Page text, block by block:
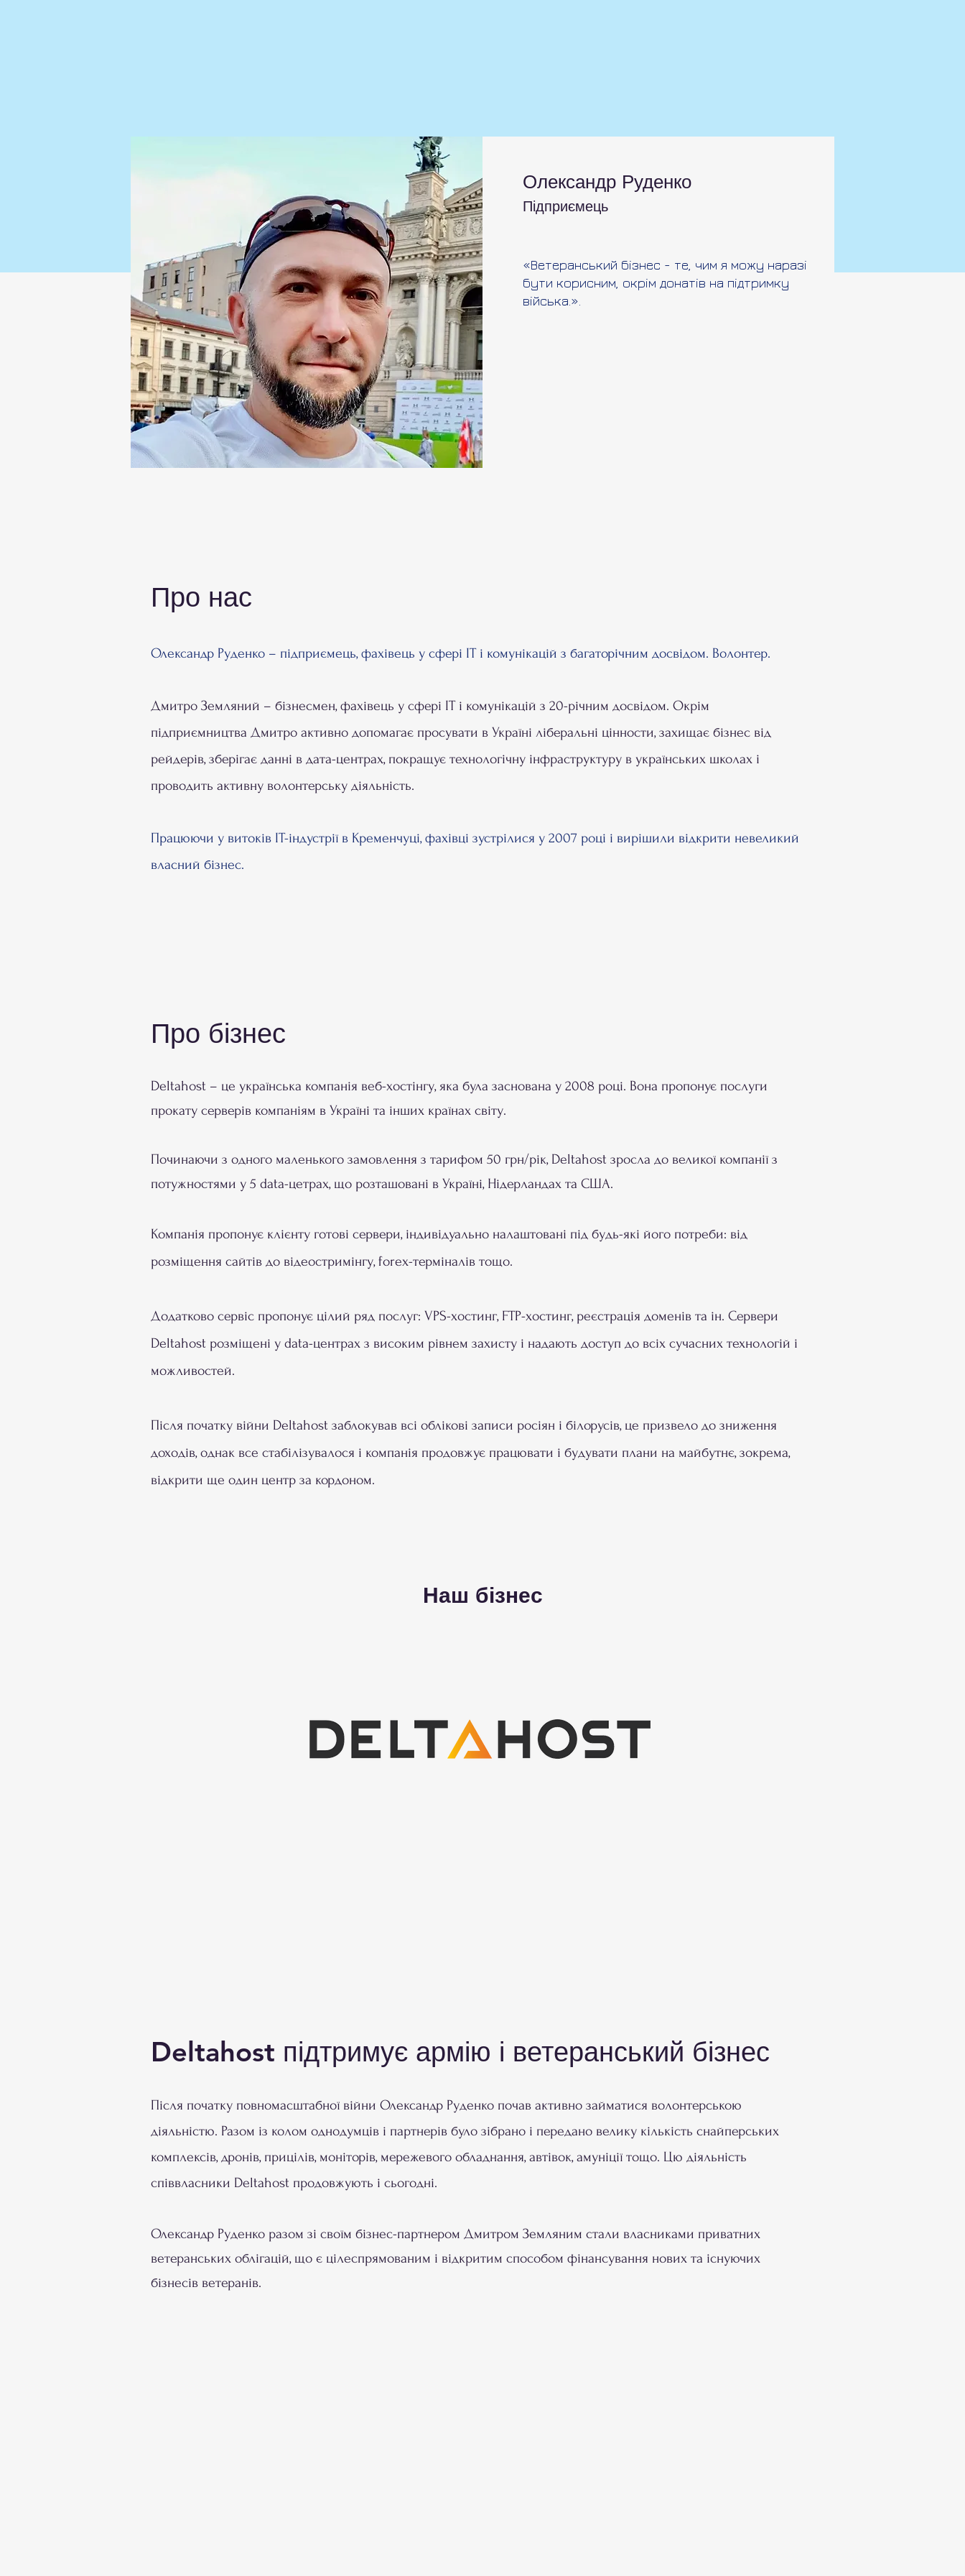
Олександр Руденко
Підприємець
«Ветеранський бізнес - те, чим я можу наразі
бути корисним, окрім донатів на підтримку
війська.».
Про нас
​Олександр Руденко – підприємець, фахівець у сфері IT і комунікацій з багаторічним досвідом. Волонтер.
Дмитро Земляний – бізнесмен, фахівець у сфері IT і комунікацій з 20-річним досвідом. Окрім
підприємництва Дмитро активно допомагає просувати в Україні ліберальні цінности, захищає бізнес від
рейдерів, зберігає данні в дата-центрах, покращує технологічну інфраструктуру в українських школах і
проводить активну волонтерську діяльність.
Працюючи у витоків IT-індустрії в Кременчуці, фахівці зустрілися у 2007 році і вирішили відкрити невеликий
власний бізнес.
Про бізнес
Deltahost – це українська компанія веб-хостінгу, яка була заснована у 2008 році. Вона пропонує послуги
прокату серверів компаніям в Україні та інших країнах світу.
Починаючи з одного маленького замовлення з тарифом 50 грн/рік, Deltahost зросла до великої компанії з
потужностями у 5 data-цетрах, що розташовані в Україні, Нідерландах та США.
Компанія пропонує клієнту готові сервери, індивідуально налаштовані під будь-які його потреби: від
розміщення сайтів до відеостримінгу, forex-терміналів тощо.
Додатково сервіс пропонує цілий ряд послуг: VPS-хостинг, FTP-хостинг, реєстрація доменів та ін. Сервери
Deltahost розміщені у data-центрах з високим рівнем захисту і надають доступ до всіх сучасних технологій і
можливостей.
Після початку війни Deltahost заблокував всі облікові записи росіян і білорусів, це призвело до зниження
доходів, однак все стабілізувалося і компанія продовжує працювати і будувати плани на майбутнє, зокрема,
відкрити ще один центр за кордоном.
Наш бізнес
Deltahost підтримує армію і ветеранський бізнес
Після початку повномасштабної війни Олександр Руденко почав активно займатися волонтерською
діяльністю. Разом із колом однодумців і партнерів було зібрано і передано велику кількість снайперських
комплексів, дронів, прицілів, моніторів, мережевого обладнання, автівок, амуніції тощо. Цю діяльність
співвласники Deltahost продовжують і сьогодні.
Олександр Руденко разом зі своїм бізнес-партнером Дмитром Земляним стали власниками приватних
ветеранських облігацій, що є цілеспрямованим і відкритим способом фінансування нових та існуючих
бізнесів ветеранів.